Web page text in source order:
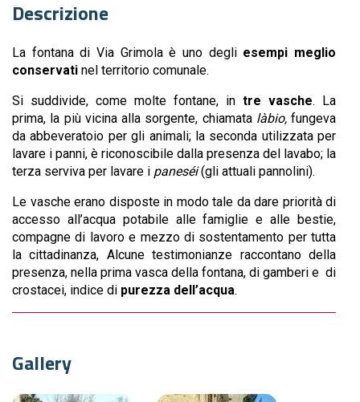
Descrizione
La fontana di Via Grimola è uno degli esempi meglio
conservati nel territorio comunale.
Si suddivide, come molte fontane, in tre vasche. La
prima, la più vicina alla sorgente, chiamata làbio, fungeva
da abbeveratoio per gli animali; la seconda utilizzata per
lavare i panni, è riconoscibile dalla presenza del lavabo; la
terza serviva per lavare i paneséi(gli attuali pannolini).
Le vasche erano disposte in modo tale da dare priorità di
accesso all’acqua potabile alle famiglie e alle bestie,
compagne di lavoro e mezzo di sostentamento per tutta
la cittadinanza, Alcune testimonianze raccontano della
presenza, nella prima vasca della fontana, di gamberi e di
crostacei, indice di purezza dell’acqua.
Gallery